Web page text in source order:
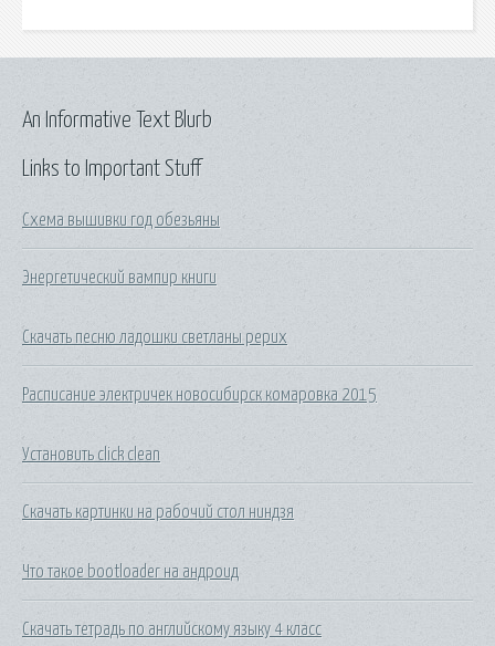
Links to Important Stuff
Схема вышивки год обезьяны
Энергетический вампир книги
Скачать песню ладошки светланы рерих
Расписание электричек новосибирск комаровка 2015
Установить click clean
Скачать картинки на рабочий стол ниндзя
Что такое bootloader на андроид
Скачать тетрадь по английскому языку 4 класс
An Informative Text Blurb